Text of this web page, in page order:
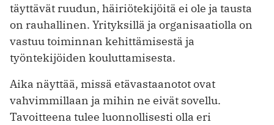
täyttävät ruudun, häiriötekijöitä ei ole ja tausta
on rauhallinen. Yrityksillä ja organisaatiolla on
vastuu toiminnan kehittämisestä ja
työntekijöiden kouluttamisesta.
Aika näyttää, missä etävastaanotot ovat
vahvimmillaan ja mihin ne eivät sovellu.
Tavoitteena tulee luonnollisesti olla eri